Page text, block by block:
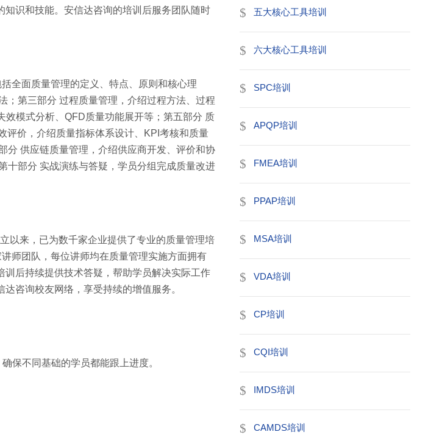
识和技能。安信达咨询的培训后服务团队随时
全面质量管理的定义、特点、原则和核心理
；第三部分 过程质量管理，介绍过程方法、过程
模式分析、QFD质量功能展开等；第五部分 质
评价，介绍质量指标体系设计、KPI考核和质量
分 供应链质量管理，介绍供应商开发、评价和协
十部分 实战演练与答疑，学员分组完成质量改进
以来，已为数千家企业提供了专业的质量管理培
师团队，每位讲师均在质量管理实施方面拥有
后持续提供技术答疑，帮助学员解决实际工作
咨询校友网络，享受持续的增值服务。
保不同基础的学员都能跟上进度。
五大核心工具培训
六大核心工具培训
SPC培训
APQP培训
FMEA培训
PPAP培训
MSA培训
VDA培训
CP培训
CQI培训
IMDS培训
CAMDS培训